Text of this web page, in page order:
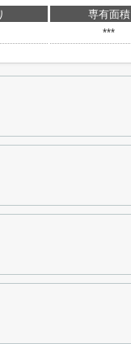
専有面積
***